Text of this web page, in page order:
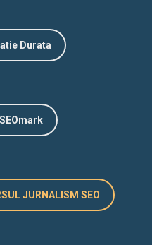
Durata
JURNALISM SEO